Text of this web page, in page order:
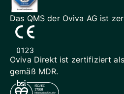
Das QMS der Oviva AG ist
Oviva Direkt ist zertifiziert als
gemäß MDR.